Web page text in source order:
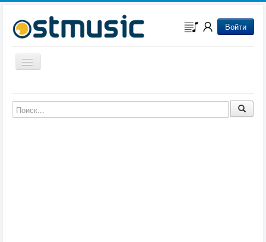
Войти
Включить/выключить навигацию
Музыка из мультфильмов
Музыка из сериалов